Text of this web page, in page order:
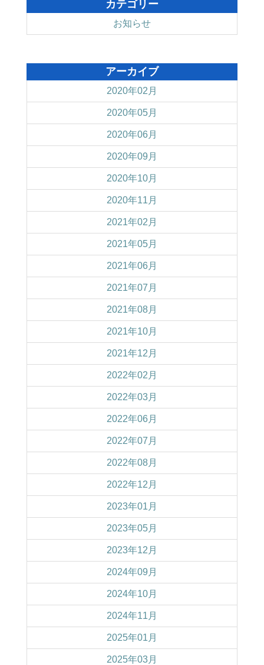
カテゴリー
お知らせ
アーカイブ
2020年02月
2020年05月
2020年06月
2020年09月
2020年10月
2020年11月
2021年02月
2021年05月
2021年06月
2021年07月
2021年08月
2021年10月
2021年12月
2022年02月
2022年03月
2022年06月
2022年07月
2022年08月
2022年12月
2023年01月
2023年05月
2023年12月
2024年09月
2024年10月
2024年11月
2025年01月
2025年03月